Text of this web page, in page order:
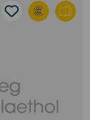
Add to favourites
Add to favourites
thematig a
cylchgrawn